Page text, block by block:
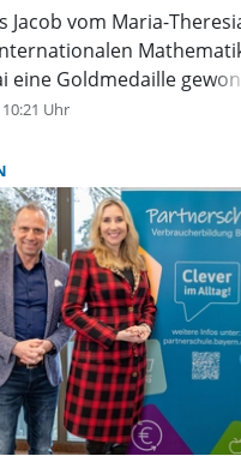
Jacob vom Maria-
eine Goldmedaille
Uhr